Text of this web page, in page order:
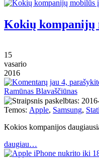
Kokių kompanijų
15
vasario
2016
Ramūnas Blavaščiūnas
Temos: Apple, Samsung,
Kokios kompanijos
daugiau…